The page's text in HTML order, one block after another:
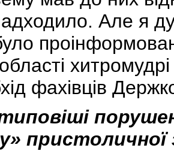
Але я
області
фахівців
пристоличної